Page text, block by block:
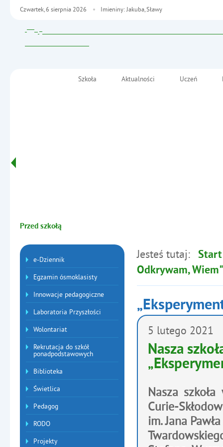
Czwartek, 6 sierpnia 2026 Imieniny: Jakuba, Sławy
Szkoła Aktualności Uczeń
Przed szkołą
Menu dodatkowe
e-Dziennik
Egzamin ósmoklasisty
Innowacje pedagogiczne
Laboratoria Przyszłości
Wolontariat
Rekrutacja do szkół
ponadpodstawowych
Biblioteka
Świetlica
Pedagog
RODO
Projekty
Jesteś tutaj: Start
Odkrywam, Wiem"
Artykuły
5 lutego 2021
Nasza
Nasza
Curie-
im. Jana